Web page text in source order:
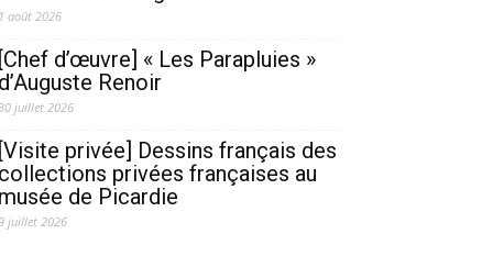
1 août 2026
[Chef d’œuvre] « Les Parapluies »
d’Auguste Renoir
juillet 2026
[Visite privée] Dessins français des
collections privées françaises au
musée de Picardie
juillet 2026